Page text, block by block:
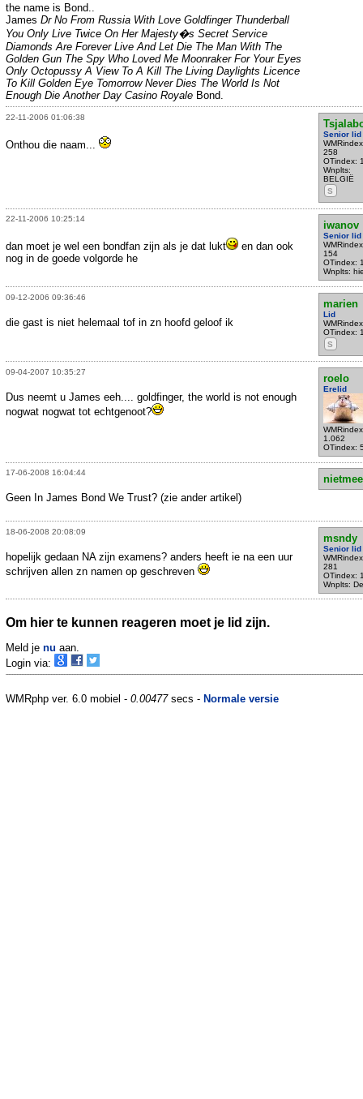
the name is Bond..
James Dr No From Russia With Love Goldfinger Thunderball
You Only Live Twice On Her Majesty�s Secret Service
Diamonds Are Forever Live And Let Die The Man With The
Golden Gun The Spy Who Loved Me Moonraker For Your Eyes
Only Octopussy A View To A Kill The Living Daylights Licence
To Kill Golden Eye Tomorrow Never Dies The World Is Not
Enough Die Another Day Casino Royale Bond.
22-11-2006 01:06:38
Senior lid
258
OTindex:
Wnplts:
BELGIË
S
Onthou die naam...
22-11-2006 10:25:14
iwanov
Senior lid
154
OTindex:
Wnplts:
dan moet je wel een bondfan zijn als je dat lukt
en dan ook
nog in de goede volgorde he
09-12-2006 09:36:46
marien
Lid
OTindex:
S
die gast is niet helemaal tof in zn hoofd geloof ik
09-04-2007 10:35:27
roelo
Erelid
1.062
OTindex:
Dus neemt u James eeh.... goldfinger, the world is not enough
nogwat nogwat tot echtgenoot?
17-06-2008 16:04:44
Geen In James Bond We Trust? (zie ander artikel)
18-06-2008 20:08:09
msndy
Senior lid
281
OTindex:
Wnplts:
hopelijk gedaan NA zijn examens? anders heeft ie na een uur
schrijven allen zn namen op geschreven
Om hier te kunnen reageren moet je lid zijn.
Meld je nu aan.
Login via:
WMRphp ver. 6.0 mobiel - 0.00477secs - Normale versie